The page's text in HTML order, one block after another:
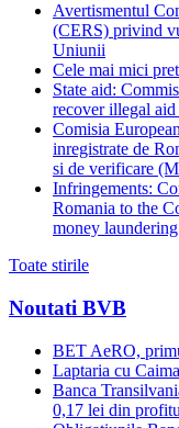
Avertismentul
(CERS) privind
Uniunii
Cele mai mici
State aid:
recover illegal
Comisia
inregistrate de
si de verificare
Infringements:
Romania to the
money
Toate stirile
Noutati BVB
BET AeRO,
Laptaria cu
Banca
0,17 lei din